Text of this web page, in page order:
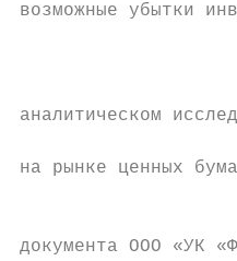
возможные убытки
аналитическом
на рынке ценных
документа ООО «УК